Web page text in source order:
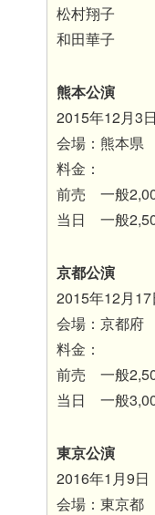
松村翔子
和田華子
熊本公演
2015年12月3
会場：熊本
料金：
前売 一般
当日 一般
京都公演
2015年12月
会場：京都府
料金：
前売 一般
当日 一般
東京公演
2016年1月9日
会場：東京都